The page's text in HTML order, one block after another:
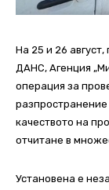
На 25 и 26
ДАНС, Агенция
операция за
разпространение
качеството на
отчитане в
Установена е